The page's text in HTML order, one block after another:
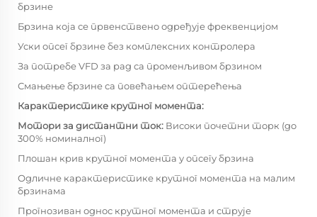
брзине
Брзина која се првенствено одређује фреквенцијом
Уски опсег брзине без комплексних контролера
За потребе VFD за рад са променљивом брзином
Смањење брзине са повећањем оптерећења
Карактеристике крутног момента:
Мотори за дистантни ток: Високи почетни торк (до
300% номиналног)
Плошан крив крутног момента у опсегу брзина
Одличне карактеристике крутног момента на малим
брзинама
Прогнозиван однос крутног момента и струје